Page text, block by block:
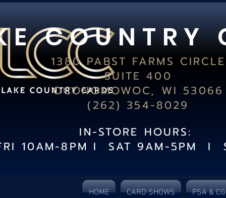
E C O U N T R Y
1380 PABST FARMS CIRCLE
SUITE 400
OCONOMOWOC, WI 53066
(262) 354-8029
IN-STORE HOURS:
10AM-8PM I SAT 9AM-5PM I
HOME CARD SHOWS PSA &